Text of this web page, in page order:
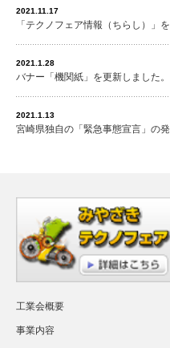
2021.11.17
「テクノフェア情報（ちらし）」
2021.1.28
バナー「機関紙」を更新しました。
2021.1.13
宮崎県独自の「緊急事態宣言」の
工業会概要
事業内容